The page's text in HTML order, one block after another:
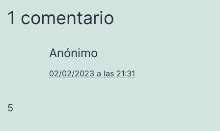
1 comentario
Anónimo
02/02/2023 a las 21:31
5